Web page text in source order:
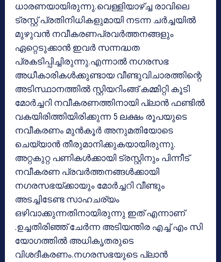
ധാരണയായിരുന്നു.വെള്ളിയാഴ്ച്ച രാവിലെ
ട്രസ്റ്റ് പ്രതിനിധികളുമായി നടന്ന ചര്‍ച്ചയില്‍
മുഴുവന്‍ നവീകരണപ്രവര്‍ത്തനങ്ങളും
ഏറ്റെടുക്കാന്‍ ഇവര്‍ സന്നദ്ധത
പ്രകടിപ്പിച്ചിരുന്നു.എന്നാല്‍ നഗരസഭ
അധീകാരികള്‍ക്കുണ്ടായ വീണ്ടുവിചാരത്തിന്റെ
അടിസ്ഥാനത്തില്‍ സ്റ്റിയറിംങ്ങ് കമ്മിറ്റി കൂടി
മോര്‍ച്ചറി നവീകരണത്തിനായി പ്ലാന്‍ ഫണ്ടില്‍
വകയിരിത്തിയിരിക്കുന്ന 5 ലക്ഷം രൂപയുടെ
നവീകരണം മുന്‍കൂര്‍ അനുമതിയോടെ
ചെയ്യാന്‍ തീരുമാനിക്കുകയായിരുന്നു.
അറ്റകുറ്റ പണികള്‍ക്കായി ട്രസ്റ്റിനും പിന്നീട്
നവീകരണ പ്രവര്‍ത്തനങ്ങള്‍ക്കായി
നഗരസഭയ്ക്കായും മോര്‍ച്ചറി വീണ്ടും
അടച്ചിടേണ്ട സാഹചര്യം
ഒഴിവാക്കുന്നതിനായിരുന്നു ഇത് എന്നാണ്
.ഉച്ചതിരിഞ്ഞ് ചേര്‍ന്ന അടിയന്തിര എച്ച് എം സി
യോഗത്തില്‍ അധികൃതരുടെ
വിശദീകരണം.നഗരസഭയുടെ പ്ലാന്‍